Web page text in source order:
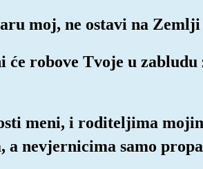
moj, ne ostavi na
će robove Tvoje u
meni, i roditeljima
nevjernicima samo